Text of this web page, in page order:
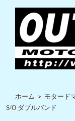
ホーム ＞ モタード
S/O ダブルバンド